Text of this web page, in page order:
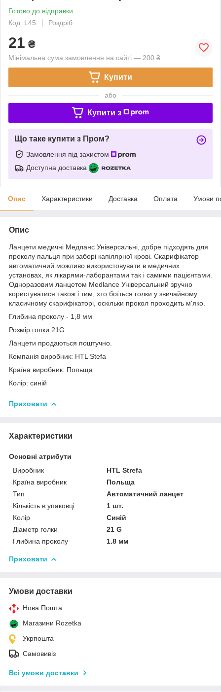
Готово до відправки
Код: L45
Роздріб
21 ₴
Мінімальна сума замовлення на сайті — 200 ₴
Купити
або
Купити з
Що таке купити з Пром?
Замовлення під захистом
Доступна доставка
Опис Характеристики Доставка Оплата Умови
Опис
Ланцети медичні Медланс Універсальні, добре підходять для
проколу пальця при заборі капілярної крові. Скарифікатор
автоматичний можливо використовувати в медичних
установах, як лікарями-лаборантами так і самими пацієнтами.
Одноразовим ланцетом Мedlance Універсальний зручно
користуватися також і тим, хто боїться голки у звичайному
класичному скарифікаторі, оскільки прокол проходить м'яко.
Глибина проколу - 1,8 мм
Розмір голки 21G
Ланцети продаються поштучно.
Компанія виробник: HTL Stefa
Країна виробник: Польща
Колір: синій
Приховати
Характеристики
Основні атрибути
Виробник
HTL Strefa
Країна виробник
Польща
Тип
Автоматичний ланцет
Кількість в упаковці
1 шт.
Колір
Синій
Діаметр голки
21 G
Глибина проколу
1.8 мм
Приховати
Умови доставки
Нова Пошта
Магазини Rozetka
Укрпошта
Самовивіз
Всі умови доставки